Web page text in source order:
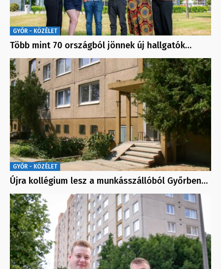
GYŐR - KÖZÉLET
Több mint 70 országból jönnek új hallgatók…
GYŐR - KÖZÉLET
Újra kollégium lesz a munkásszállóból Győrben…